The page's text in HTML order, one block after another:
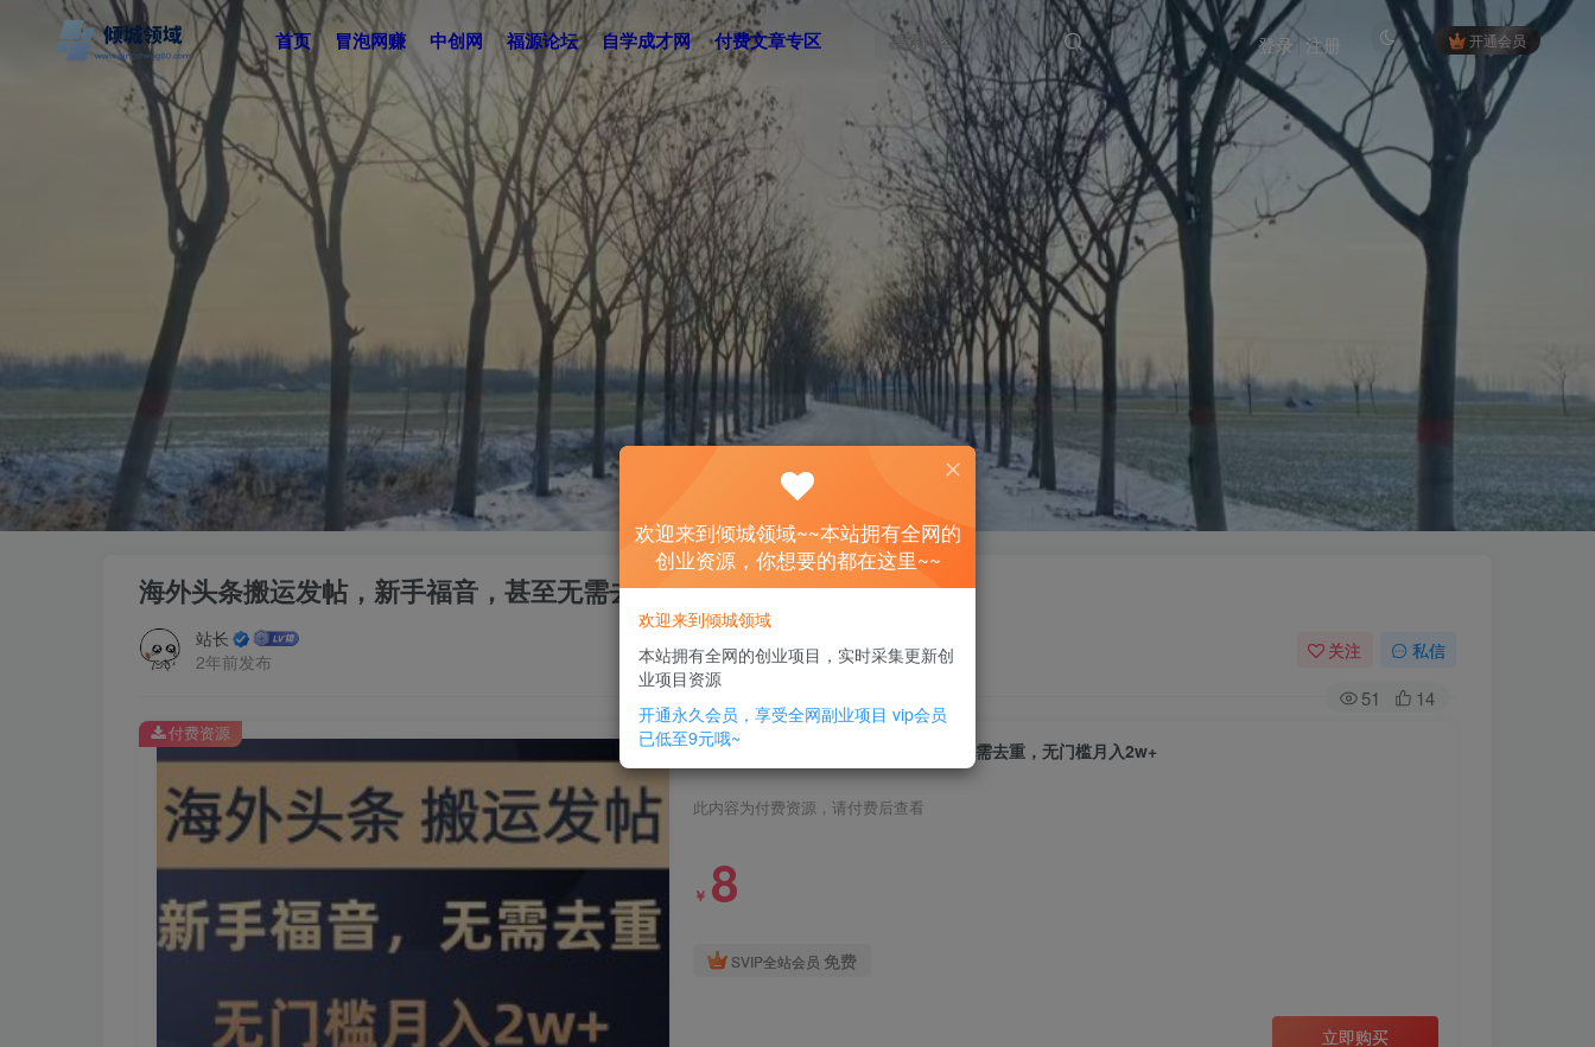
首页 冒泡网赚 中创网 福源论坛 自学成才网 付费文章专区 开通会员
登录 注册
海外头条搬运发帖，新手福音，甚至无需去重，无门槛月入2w+
站长
2年前发布
关注 私信
51 14
海外头条搬运发帖，新手福音，甚至无需去重，无门槛月入2w+
此内容为付费资源，请付费后查看
￥ 8
SVIP全站会员 免费
立即购买
付费资源
欢迎来到倾城领域~~本站拥有全网的
创业资源，你想要的都在这里~~
欢迎来到倾城领域
本站拥有全网的创业项目，实时采集更新创
业项目资源
开通永久会员，享受全网副业项目 vip会员
已低至9元哦~